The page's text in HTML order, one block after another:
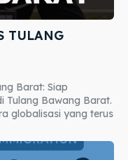
TULANG
Barat: Siap
Tulang Bawang Barat.
globalisasi yang terus